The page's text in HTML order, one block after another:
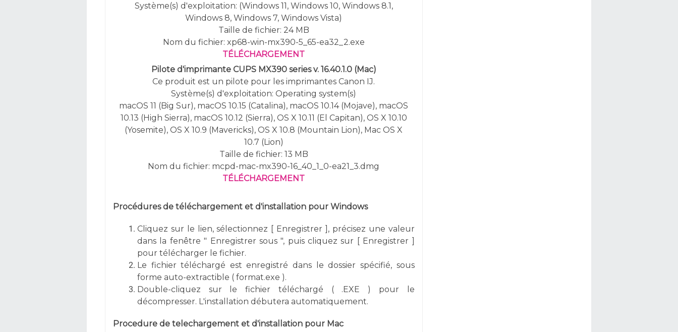
Système(s) d'exploitation: (Windows 11, Windows10, Windows 8.1,
Windows 8, Windows 7, Windows Vista)
Taille de fichier: 24 MB
Nom du fichier: xp68-win-mx390-5_65-ea32_2.exe
TÉLÉCHARGEMENT
Pilote d'imprimante CUPS MX390 series v. 16.40.1.0 (Mac)
Ce produit est un pilote pour les imprimantes Canon IJ.
Système(s) d'exploitation: Operating system(s)
macOS 11 (Big Sur), macOS 10.15 (Catalina), macOS 10.14 (Mojave), macOS
10.13 (High Sierra), macOS 10.12 (Sierra), OS X 10.11 (El Capitan), OS X 10.10
(Yosemite), OS X 10.9 (Mavericks), OS X 10.8 (Mountain Lion), Mac OS X
10.7 (Lion)
Taille de fichier: 13 MB
Nom du fichier: mcpd-mac-mx390-16_40_1_0-ea21_3.dmg
TÉLÉCHARGEMENT
Procédures de téléchargement et d'installation pour Windows
Cliquez sur le lien, sélectionnez [ Enregistrer ], précisez une valeur
dans la fenêtre " Enregistrer sous ", puis cliquez sur [ Enregistrer ]
pour télécharger le fichier.
Le fichier téléchargé est enregistré dans le dossier spécifié, sous
forme auto-extractible ( format.exe ).
Double-cliquez sur le fichier téléchargé ( .EXE ) pour le
décompresser. L'installation débutera automatiquement.
Procedure de telechargement et d'installation pour Mac